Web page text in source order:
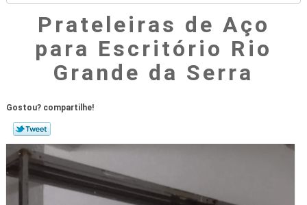
Prateleiras de Aço
para Escritório Rio
Grande da Serra
Gostou? compartilhe!